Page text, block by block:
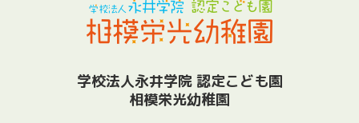
学校法人永井学院 認定こども園
相模栄光幼稚園